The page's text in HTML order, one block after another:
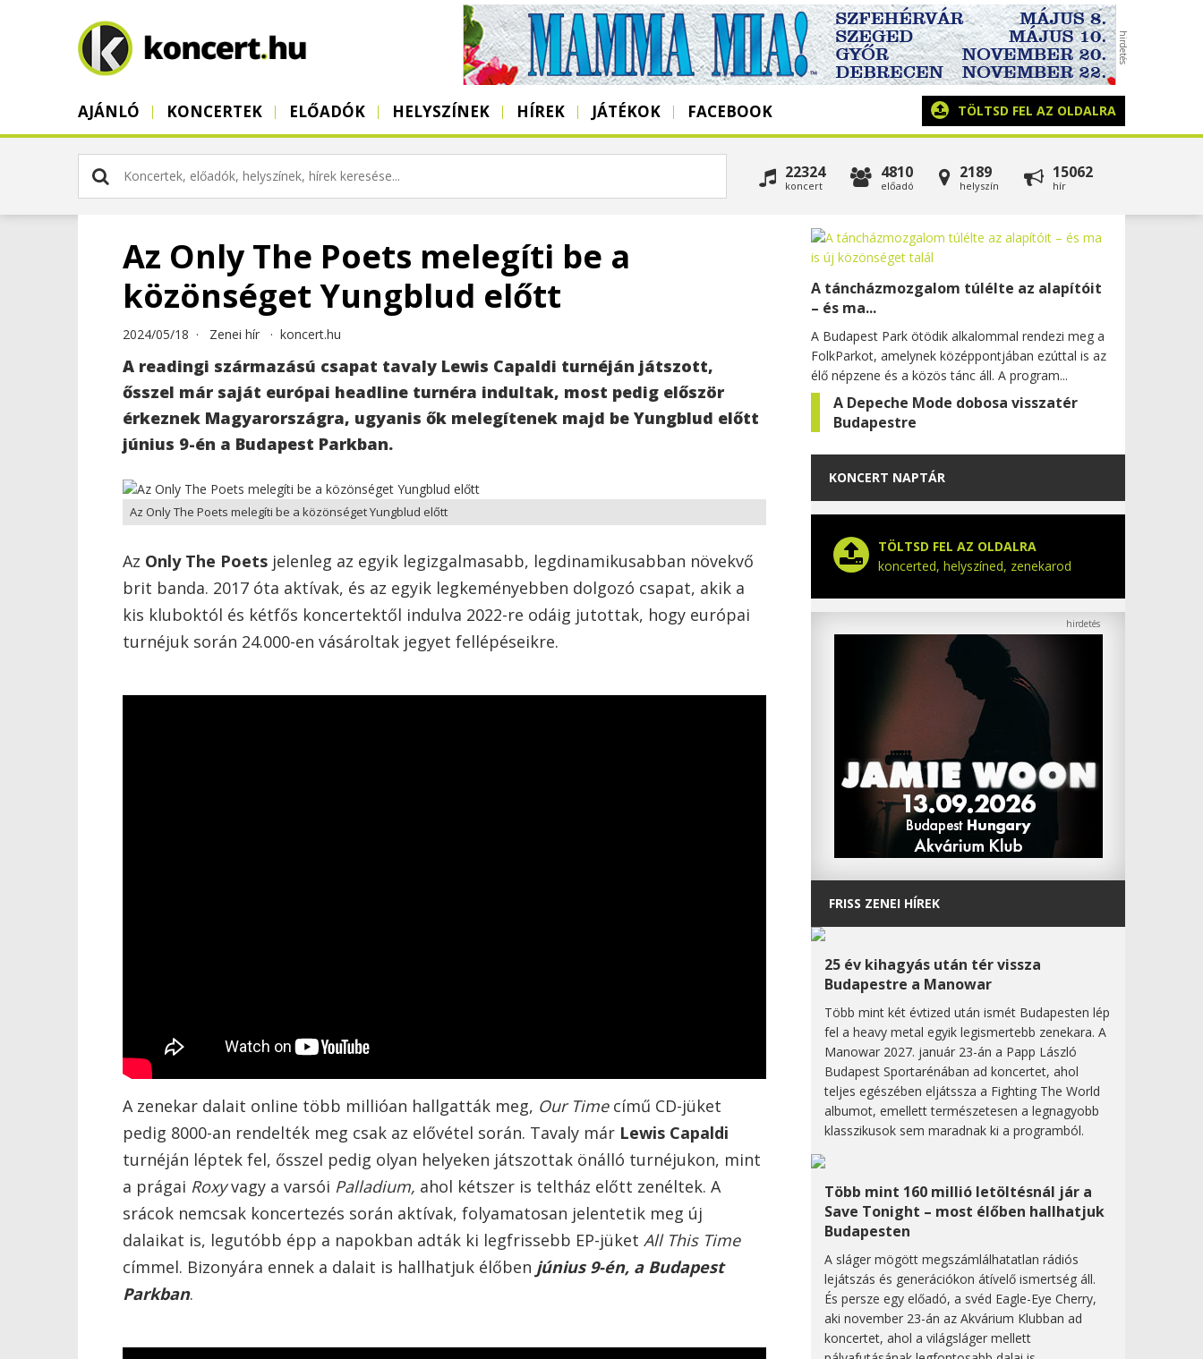
AJÁNLÓ KONCERTEK ELŐADÓK HELYSZÍNEK HÍREK JÁTÉKOK FACEBOOK TÖLTSD FEL AZ OLDALRA
22324
koncert
4810
előadó
2189
helyszín
15062
hír
Az Only The Poets melegíti be a
közönséget Yungblud előtt
2024/05/18 · Zenei hír · koncert.hu
A readingi származású csapat tavaly Lewis Capaldi turnéján játszott,
ősszel már saját európai headline turnéra indultak, most pedig először
érkeznek Magyarországra, ugyanis ők melegítenek majd be Yungblud előtt
június 9-én a Budapest Parkban.
Az Only The Poets melegíti be a közönséget Yungblud előtt
Az Only The Poets jelenleg az egyik legizgalmasabb, legdinamikusabban növekvő
brit banda. 2017 óta aktívak, és az egyik legkeményebben dolgozó csapat, akik a
kis kluboktól és kétfős koncertektől indulva 2022-re odáig jutottak, hogy európai
turnéjuk során 24.000-en vásároltak jegyet fellépéseikre.
A zenekar dalait online több millióan hallgatták meg, Our Timecímű CD-jüket
pedig 8000-an rendelték meg csak az elővétel során. Tavaly már Lewis Capaldi
turnéján léptek fel, ősszel pedig olyan helyeken játszottak önálló turnéjukon, mint
a prágai Roxyvagy a varsói Palladium, ahol kétszer is teltház előtt zenéltek. A
srácok nemcsak koncertezés során aktívak, folyamatosan jelentetik meg új
dalaikat is, legutóbb épp a napokban adták ki legfrissebb EP-jüket All This Time
címmel. Bizonyára ennek a dalait is hallhatjuk élőben június 9-én, a Budapest
Parkban.
A táncházmozgalom túlélte az alapítóit
– és ma...
A Budapest Park ötödik alkalommal rendezi meg a
FolkParkot, amelynek középpontjában ezúttal is az
élő népzene és a közös tánc áll. A program...
A Depeche Mode dobosa visszatér
Budapestre
KONCERT NAPTÁR
TÖLTSD FEL AZ OLDALRA
koncerted, helyszíned, zenekarod
FRISS ZENEI HÍREK
25 év kihagyás után tér vissza
Budapestre a Manowar
Több mint két évtized után ismét Budapesten lép
fel a heavy metal egyik legismertebb zenekara. A
Manowar 2027. január 23-án a Papp László
Budapest Sportarénában ad koncertet, ahol
teljes egészében eljátssza a Fighting The World
albumot, emellett természetesen a legnagyobb
klasszikusok sem maradnak ki a programból.
Több mint 160 millió letöltésnál jár a
Save Tonight – most élőben hallhatjuk
Budapesten
A sláger mögött megszámlálhatatlan rádiós
lejátszás és generációkon átívelő ismertség áll.
És persze egy előadó, a svéd Eagle-Eye Cherry,
aki november 23-án az Akvárium Klubban ad
koncertet, ahol a világsláger mellett